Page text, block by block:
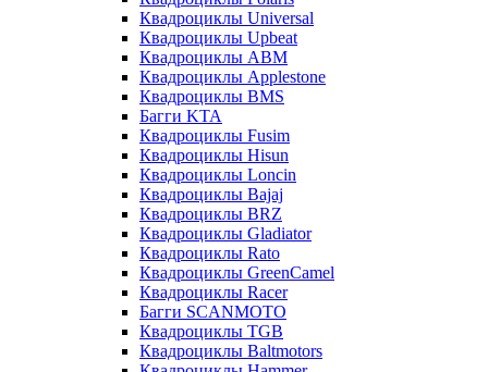
Квадроциклы Universal
Квадроциклы Upbeat
Квадроциклы ABM
Квадроциклы Applestone
Квадроциклы BMS
Багги KTA
Квадроциклы Fusim
Квадроциклы Hisun
Квадроциклы Loncin
Квадроциклы Bajaj
Квадроциклы BRZ
Квадроциклы Gladiator
Квадроциклы Rato
Квадроциклы GreenCamel
Квадроциклы Racer
Багги SCANMOTO
Квадроциклы TGB
Квадроциклы Baltmotors